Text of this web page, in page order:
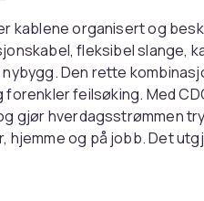
kablene organisert og
fleksibel slange,
Den rette
feilsøking. Med
gjør hverdagsstrømmen
og på jobb. Det